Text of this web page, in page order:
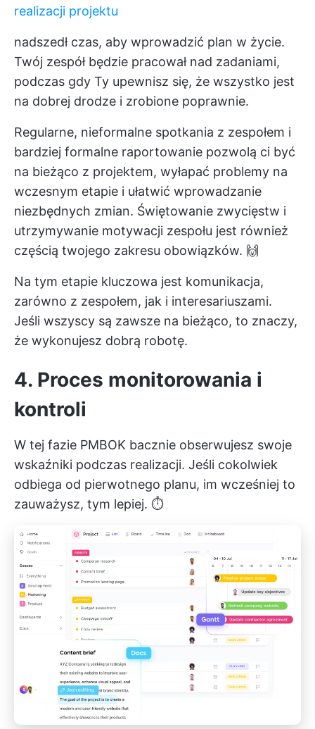
realizacji projektu
nadszedł czas, aby wprowadzić plan w życie.
Twój zespół będzie pracował nad zadaniami,
podczas gdy Ty upewnisz się, że wszystko jest
na dobrej drodze i zrobione poprawnie.
Regularne, nieformalne spotkania z zespołem i
bardziej formalne raportowanie pozwolą ci być
na bieżąco z projektem, wyłapać problemy na
wczesnym etapie i ułatwić wprowadzanie
niezbędnych zmian. Świętowanie zwycięstw i
utrzymywanie motywacji zespołu jest również
częścią twojego zakresu obowiązków. 🙌
Na tym etapie kluczowa jest komunikacja,
zarówno z zespołem, jak i interesariuszami.
Jeśli wszyscy są zawsze na bieżąco, to znaczy,
że wykonujesz dobrą robotę.
4. Proces monitorowania i
kontroli
W tej fazie PMBOK bacznie obserwujesz swoje
wskaźniki podczas realizacji. Jeśli cokolwiek
odbiega od pierwotnego planu, im wcześniej to
zauważysz, tym lepiej. ⏱️